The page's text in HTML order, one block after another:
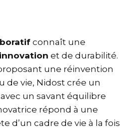
connaît une
innovation et de durabilité.
une réinvention
de vie, Nidost crée un
avec un savant équilibre
répond à une
d’un cadre de vie à la fois